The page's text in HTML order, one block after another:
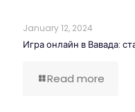
January 12, 2024
Игра онлайн в Вавада:
Read more